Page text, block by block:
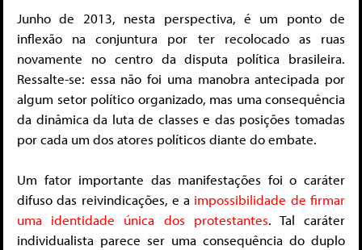
Junho de 2013, nesta perspectiva, é um ponto de
inflexão na conjuntura por ter recolocado as ruas
novamente no centro da disputa política brasileira.
Ressalte-se: essa não foi uma manobra antecipada por
algum setor político organizado, mas uma consequência
da dinâmica da luta de classes e das posições tomadas
por cada um dos atores políticos diante do embate.
Um fator importante das manifestações foi o caráter
difuso das reivindicações, e a impossibilidade de firmar
uma identidade única dos protestantes. Tal caráter
individualista parece ser uma consequência do duplo